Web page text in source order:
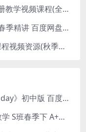
[胡金铭 Diana]新概念英语第1册教学视频课程(全集 百度网盘下载)
胡源2024届高考数学二轮寒假春季精讲 百度网盘分享
2022赵礼显高一数学必修一课程视频资源(秋季班 含讲义)百度网盘云
一天一个小故事《one story a day》初中版 百度网盘分享下载
初中数学 2024初一数学 朱韬数学 S班春季下 A+班春季下 百度云网盘